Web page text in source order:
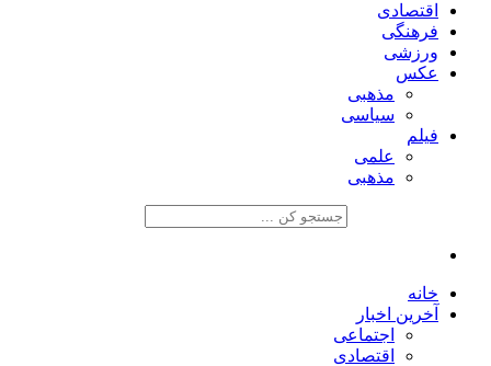
اقتصادی
فرهنگی
ورزشی
عکس
مذهبی
سیاسی
فیلم
علمی
مذهبی
خانه
آخرین اخبار
اجتماعی
اقتصادی